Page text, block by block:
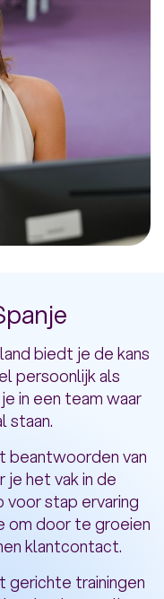
biedt je de kans
persoonlijk als
in een team waar
staan.
beantwoorden van
je het vak in de
voor stap ervaring
om door te groeien
klantcontact.
trainingen